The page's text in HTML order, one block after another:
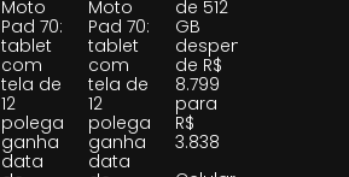
Moto
Pad 70:
tablet
com
tela de
12
polegadas
ganha
data
Moto
Pad 70:
tablet
com
tela de
12
polegadas
ganha
data
de 512
GB
despenca
de R$
8.799
para
R$
3.838